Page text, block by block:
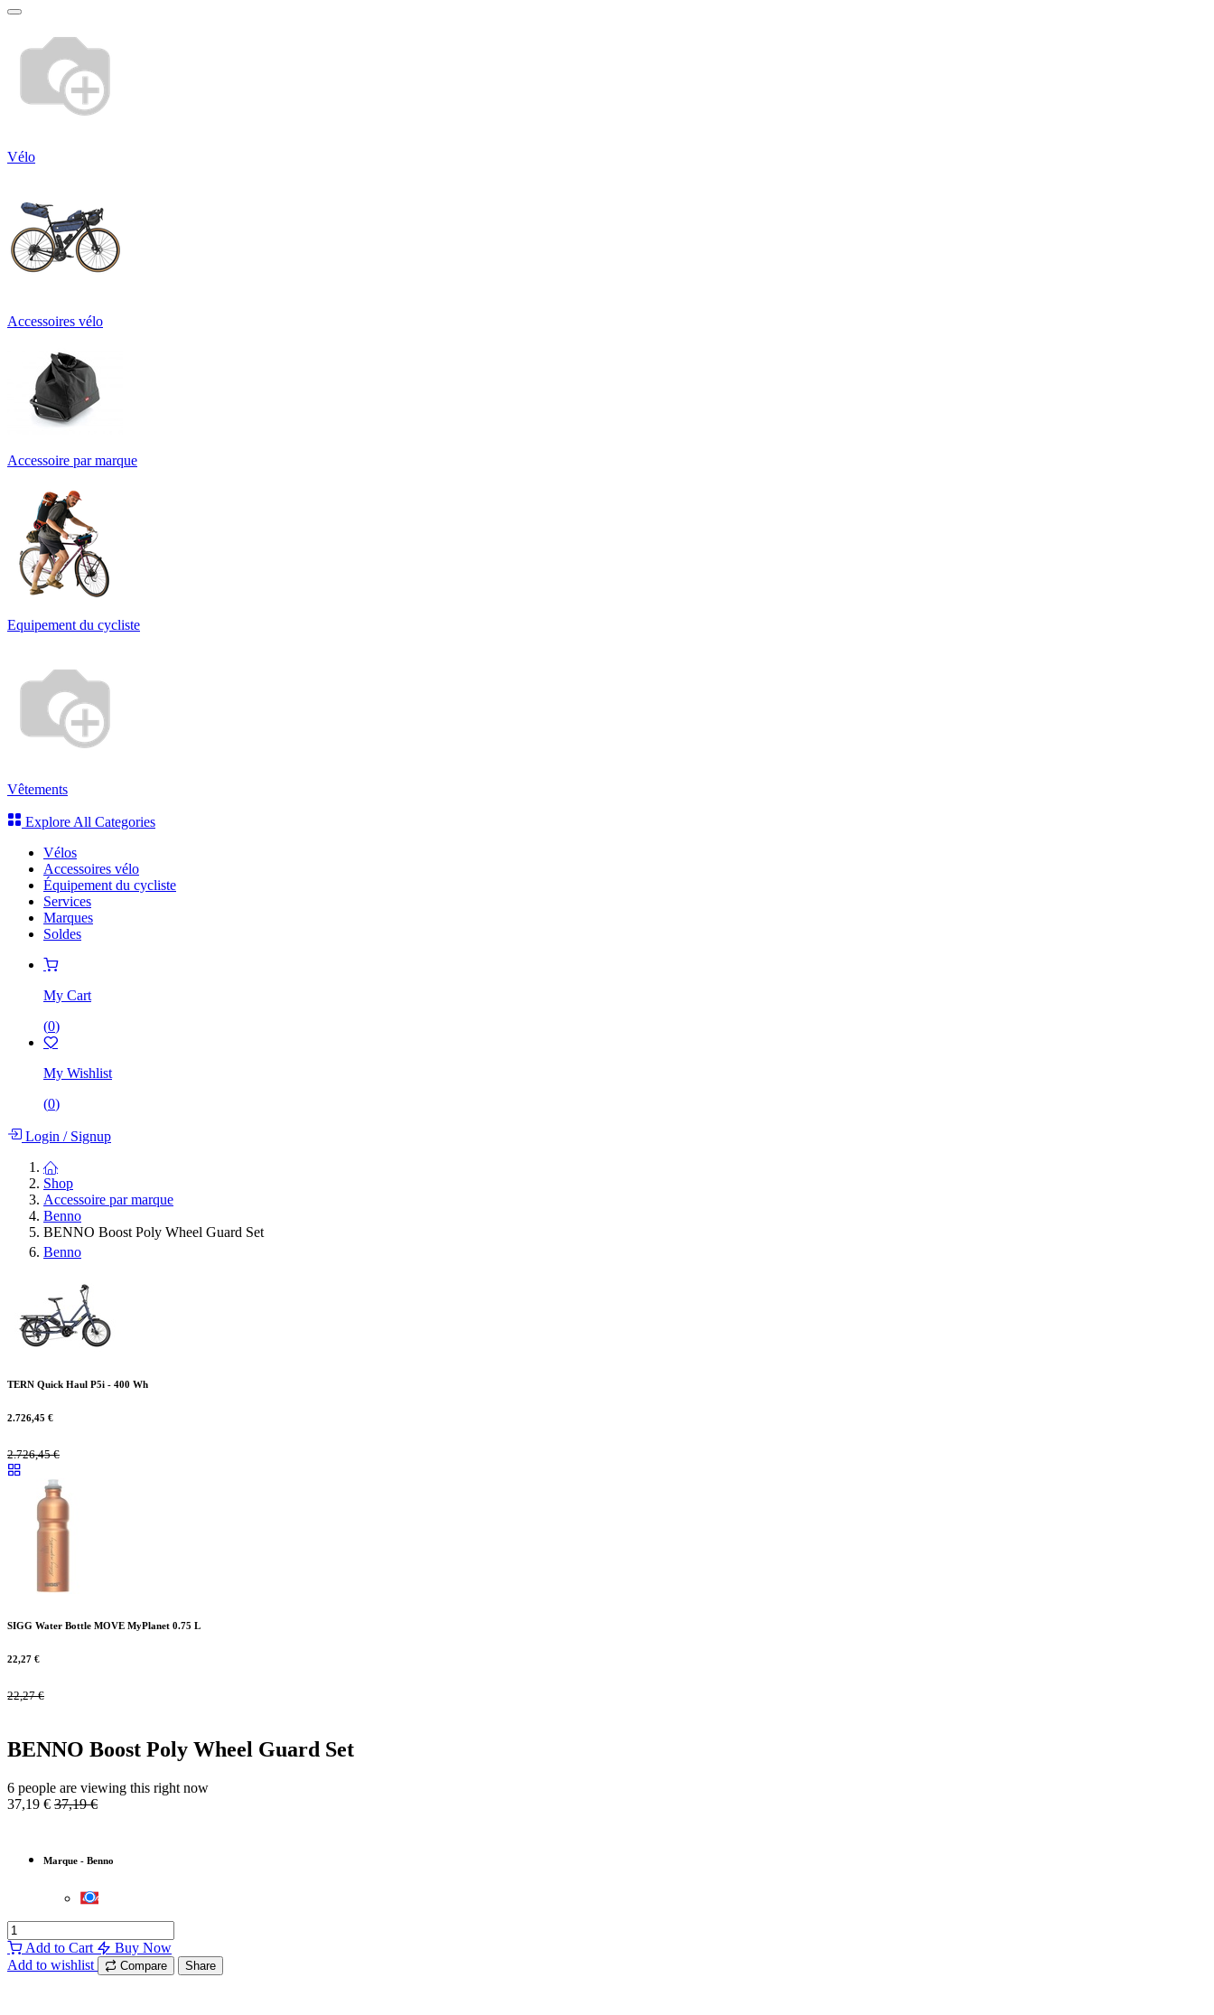
Vélo
Accessoires vélo
Accessoire par marque
Equipement du cycliste
Vêtements
Explore All Categories
Vélos
Accessoires vélo
Équipement du cycliste
Services
Marques
Soldes
My Cart
(0)
My Wishlist
(0)
Login /Signup
Shop
Accessoire par marque
Benno
BENNO Boost Poly Wheel Guard Set
Benno
TERN Quick Haul P5i - 400 Wh
2.726,45 €
2.726,45€
SIGG Water Bottle MOVE MyPlanet 0.75 L
22,27 €
22,27€
BENNO Boost Poly Wheel Guard Set
6 people are viewing this right now
37,19 € 37,19€
Marque - Benno
Add to Cart
Buy Now
Add to wishlist
Compare Share